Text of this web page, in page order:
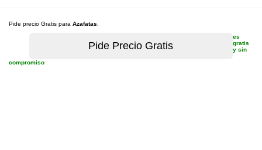
Pide precio Gratis para Azafatas
es
gratis
y sin
compromiso